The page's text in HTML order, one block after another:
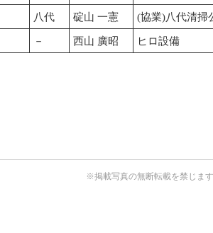
八代 碇山 一憲
(協業)八代清掃
－ 西山 廣昭 ヒロ設備
※掲載写真の無断転載を禁じま